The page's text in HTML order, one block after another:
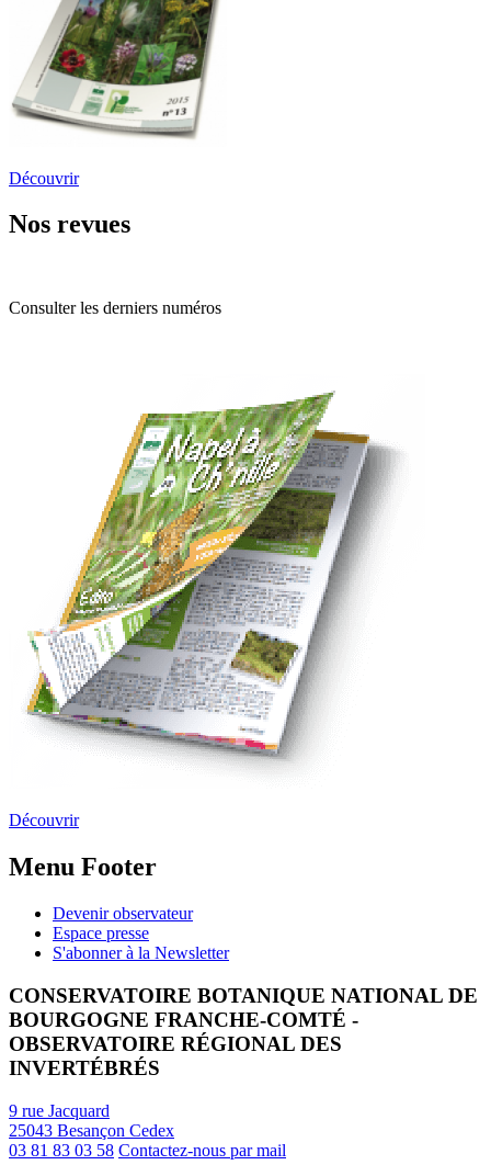
Découvrir
Nos revues
Consulter les derniers numéros
Découvrir
Menu Footer
Devenir observateur
Espace presse
S'abonner à la Newsletter
CONSERVATOIRE BOTANIQUE NATIONAL DE
BOURGOGNE FRANCHE-COMTÉ -
OBSERVATOIRE RÉGIONAL DES
INVERTÉBRÉS
9 rue Jacquard
25043 Besançon Cedex
03 81 83 03 58 Contactez-nous par mail